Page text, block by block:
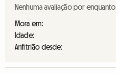
Nenhuma avaliação por enquanto
Mora em:
Idade:
Anfitrião desde: